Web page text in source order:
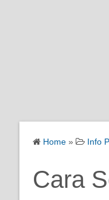
Home » Info
Cara